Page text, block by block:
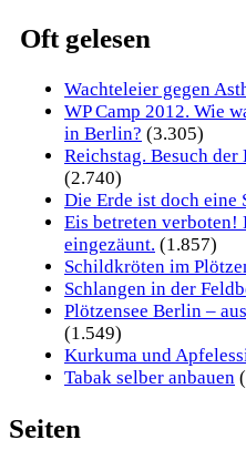
Oft gelesen
Wachteleier gegen
WP Camp 2012. Wie
in Berlin? (3.305)
Reichstag. Besuch
(2.740)
Die Erde ist doch eine
Eis betreten verboten!
eingezäunt. (1.857)
Schildkröten im
Schlangen in der
Plötzensee Berlin –
(1.549)
Kurkuma und
Tabak selber anbauen
Seiten